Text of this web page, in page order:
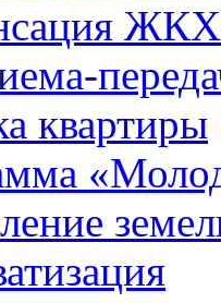
ЖКХ
квартиры